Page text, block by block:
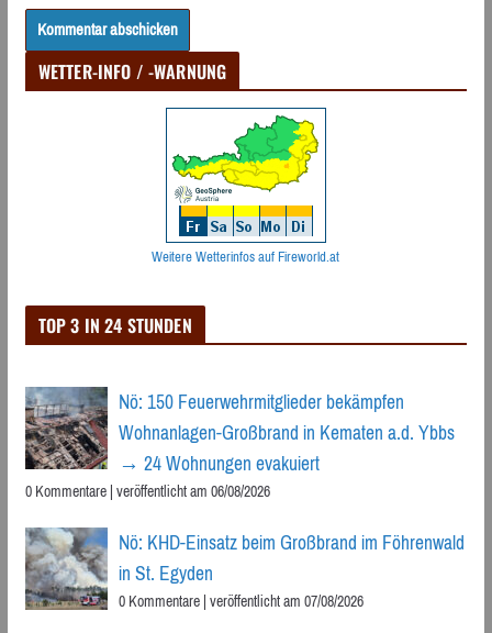
WETTER-INFO / -WARNUNG
Weitere Wetterinfos auf Fireworld.at
TOP 3 IN 24 STUNDEN
Nö: 150 Feuerwehrmitglieder bekämpfen
Wohnanlagen-Großbrand in Kematen a.d. Ybbs
→ 24 Wohnungen evakuiert
0 Kommentare|veröffentlicht am 06/08/2026
Nö: KHD-Einsatz beim Großbrand im Föhrenwald
in St. Egyden
0 Kommentare|veröffentlicht am 07/08/2026